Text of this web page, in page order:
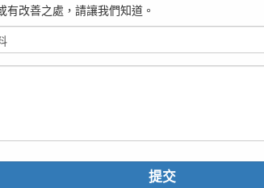
改善之處，請讓我們知道。
提交